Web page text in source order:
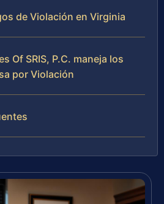
de Violación en Virginia
Of SRIS, P.C. maneja los
por Violación